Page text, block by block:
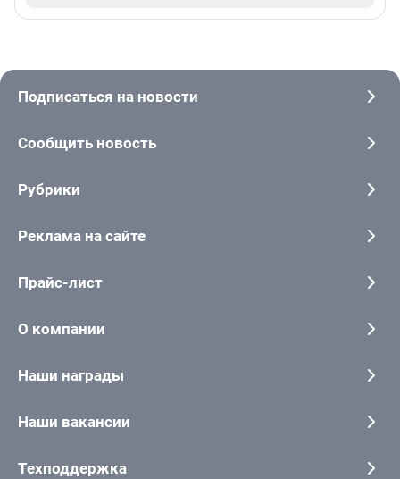
Подписаться на новости
Сообщить новость
Рубрики
Реклама на сайте
Прайс-лист
О компании
Наши награды
Наши вакансии
Техподдержка